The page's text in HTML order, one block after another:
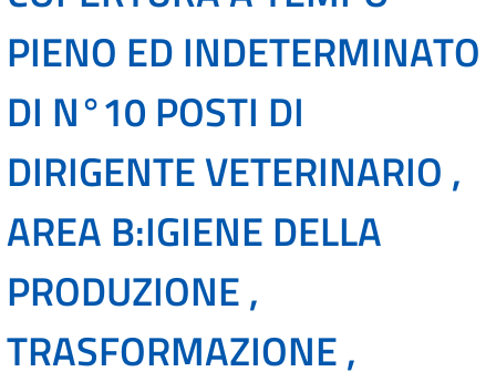
PIENO ED INDETERMINATO
DI N°10 POSTI DI
DIRIGENTE VETERINARIO ,
AREA B:IGIENE DELLA
PRODUZIONE ,
TRASFORMAZIONE ,